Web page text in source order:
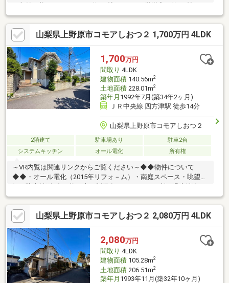
はWIC（約3.0帖）あり■2階洋室（約11.7帖）にはロフト（約6.8
帖）あり■LDKからつながる屋外スペース・ウッドデッキあり■浴
室・洗面２階バルコニー隣接で家事動線◎【交通】JR中央本線
「四方津」駅 徒歩10分コモアブリッジ下部ステーションまで徒
歩2分・斜行エレベーター4分・上部ステーションから徒歩4分
山梨県上野原市コモアしおつ２ 1,700万円 4LDK
1,700万円
間取り 4LDK
建物面積140.56m2
土地面積228.01m2
築年月 1992年7月(築34年2ヶ月)
ＪＲ中央線 四方津駅 徒歩14分
山梨県上野原市コモアしおつ２
2階建て 駐車場あり
駐車2台
システムキッチン
オール電化 所有権
～VR内覧は関連リンクからご覧ください～◆◆物件について
◆◆・オール電化（2015年リフォ－ム）・南庭スペース・眺望良
便）◆◆周辺環境情報◆◆・公正屋コモアプラザ店 徒歩8
分 ・上野原市立上野原西小学校 徒歩3分
山梨県上野原市コモアしおつ２ 2,080万円 4LDK
2,080万円
間取り 4LDK
建物面積105.28m2
土地面積206.51m2
築年月 1993年11月(築32年10ヶ月)